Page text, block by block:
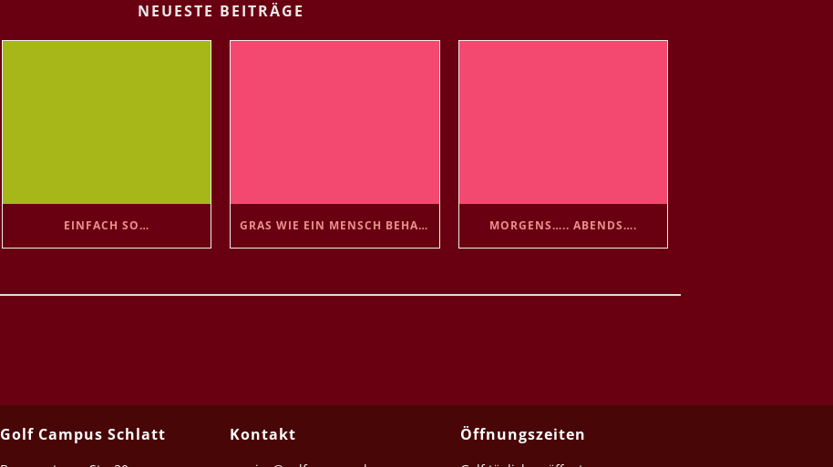
NEUESTE BEITRÄGE
EINFACH SO… GRAS WIE EIN MENSCH BEHANDELN 😘 MORGENS….. ABENDS….
Golf Campus Schlatt Kontakt Öffnungszeiten